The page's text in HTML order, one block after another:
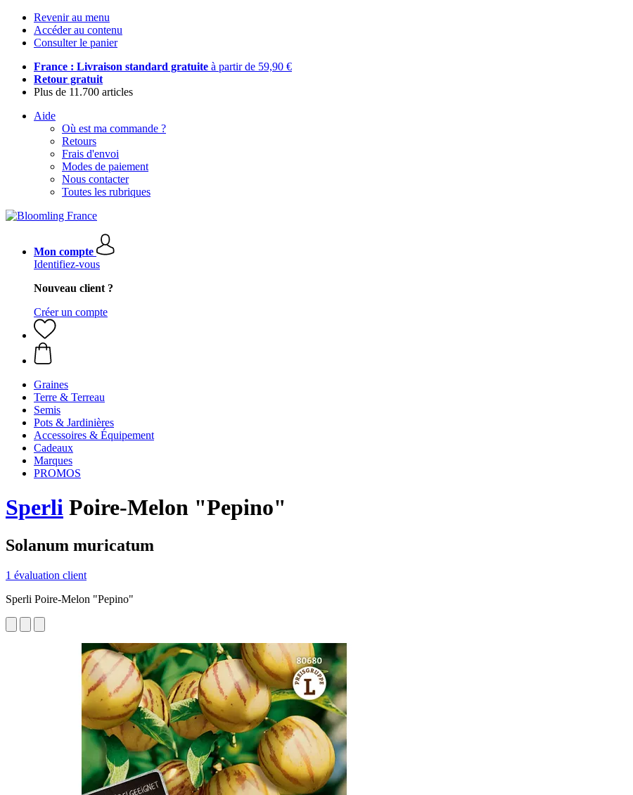
Revenir au menu
Accéder au contenu
Consulter le panier
France : Livraison standard gratuite à partir de 59,90 €
Retour gratuit
Plus de 11.700 articles
Aide
Où est ma commande ?
Retours
Frais d'envoi
Modes de paiement
Nous contacter
Toutes les rubriques
Mon compte
Identifiez-vous
Nouveau client ?
Créer un compte
Graines
Terre & Terreau
Semis
Pots & Jardinières
Accessoires & Équipement
Cadeaux
Marques
PROMOS
Sperli Poire-Melon "Pepino"
Solanum muricatum
1 évaluation client
Sperli Poire-Melon "Pepino"